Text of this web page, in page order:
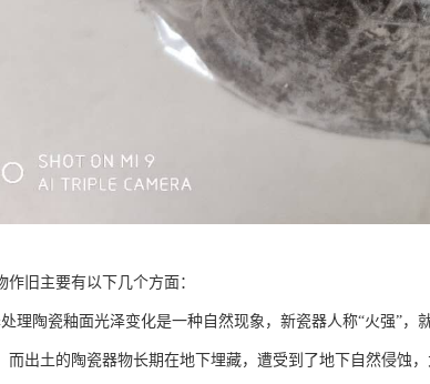
作旧主要有以下几个方面：
理陶瓷釉面光泽变化是一种自然现象，新瓷器人称“火强”
而出土的陶瓷器物长期在地下埋藏，遭受到了地下自然侵蚀